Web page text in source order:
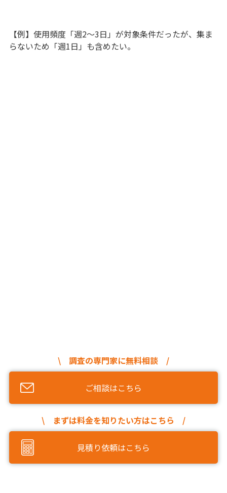
【例】使用頻度「週2～3日」が対象条件だったが、集ま
らないため「週1日」も含めたい。
\ 調査の専門家に無料相談 /
ご相談はこちら
\ まずは料金を知りたい方はこちら /
見積り依頼はこちら